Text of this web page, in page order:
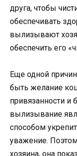
друга, чтобы
обеспечивать
вылизывают
обеспечить его
Еще одной
быть желание
привязанности и
вылизывание
способом
уважение.
хозяина, она